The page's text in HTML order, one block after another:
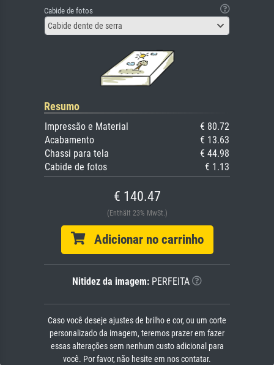
Cabide de fotos
Cabide dente de serra
Resumo
Impressão e Material
€ 80.72
Acabamento
€ 13.63
Chassi para tela
€ 44.98
Cabide de fotos
€ 1.13
€ 140.47
(Enthält 23% MwSt.)
Adicionar no carrinho
Nitidez da imagem: PERFEITA
Caso você deseje ajustes de brilho e cor, ou um corte
personalizado da imagem, teremos prazer em fazer
essas alterações sem nenhum custo adicional para
você. Por favor, não hesite em nos contatar.